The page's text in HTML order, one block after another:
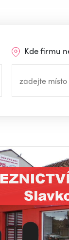
Kde firmu